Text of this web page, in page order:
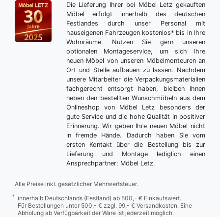
Die Lieferung Ihrer bei Möbel Letz gekauften
Möbel erfolgt innerhalb des deutschen
Festlandes durch unser Personal mit
hauseigenen Fahrzeugen kostenlos* bis in Ihre
Wohnräume. Nutzen Sie gern unseren
optionalen Montageservice, um sich Ihre
neuen Möbel von unseren Möbelmonteuren an
Ort und Stelle aufbauen zu lassen. Nachdem
unsere Mitarbeiter die Verpackungsmaterialien
fachgerecht entsorgt haben, bleiben Ihnen
neben den bestellten Wunschmöbeln aus dem
Onlineshop von Möbel Letz besonders der
gute Service und die hohe Qualität in positiver
Erinnerung. Wir geben Ihre neuen Möbel nicht
in fremde Hände. Dadurch haben Sie vom
ersten Kontakt über die Bestellung bis zur
Lieferung und Montage lediglich einen
Ansprechpartner: Möbel Letz.
Alle Preise inkl. gesetzlicher Mehrwertsteuer.
*
innerhalb Deutschlands (Festland) ab 500,- € Einkaufswert.
Für Bestellungen unter 500,- € zzgl. 99,- € Versandkosten. Eine
Abholung ab Verfügbarkeit der Ware ist jederzeit möglich.